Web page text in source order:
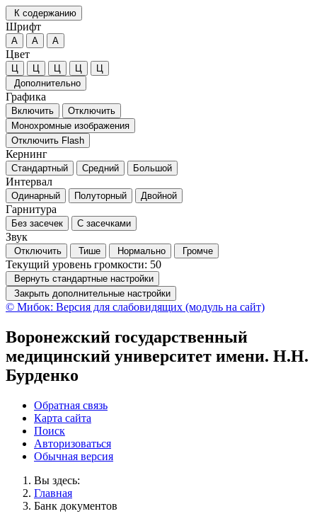
К содержанию
Шрифт
А А А
Цвет
Ц Ц Ц Ц
Ц
Дополнительно
Графика
Включить
Отключить
Монохромные изображения
Отключить Flash
Кернинг
Стандартный Средний Большой
Интервал
Одинарный Полуторный Двойной
Гарнитура
Без засечек С засечками
Звук
Отключить Тише Нормально Громче
Текущий уровень громкости: 50
Вернуть стандартные настройки
Закрыть дополнительные настройки
© Мибок: Версия для слабовидящих (модуль на сайт)
Воронежский государственный
медицинский университет имени. Н.Н.
Бурденко
Обратная связь
Карта сайта
Поиск
Авторизоваться
Обычная версия
Вы здесь:
Главная
Банк документов